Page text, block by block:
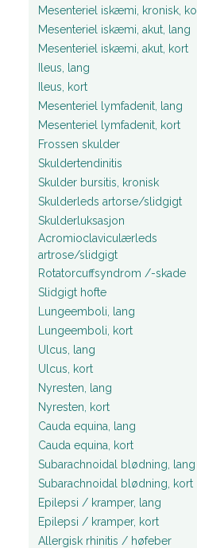
Mesenteriel iskæmi, kronisk,
Mesenteriel iskæmi, akut, lang
Mesenteriel iskæmi, akut, kort
Ileus, lang
Ileus, kort
Mesenteriel lymfadenit, lang
Mesenteriel lymfadenit, kort
Frossen skulder
Skuldertendinitis
Skulder bursitis, kronisk
Skulderleds artorse/slidgigt
Skulderluksasjon
Acromioclaviculærleds
artrose/slidgigt
Rotatorcuffsyndrom /-skade
Slidgigt hofte
Lungeemboli, lang
Lungeemboli, kort
Ulcus, lang
Ulcus, kort
Nyresten, lang
Nyresten, kort
Cauda equina, lang
Cauda equina, kort
Subarachnoidal blødning, lang
Subarachnoidal blødning, kort
Epilepsi / kramper, lang
Epilepsi / kramper, kort
Allergisk rhinitis / høfeber